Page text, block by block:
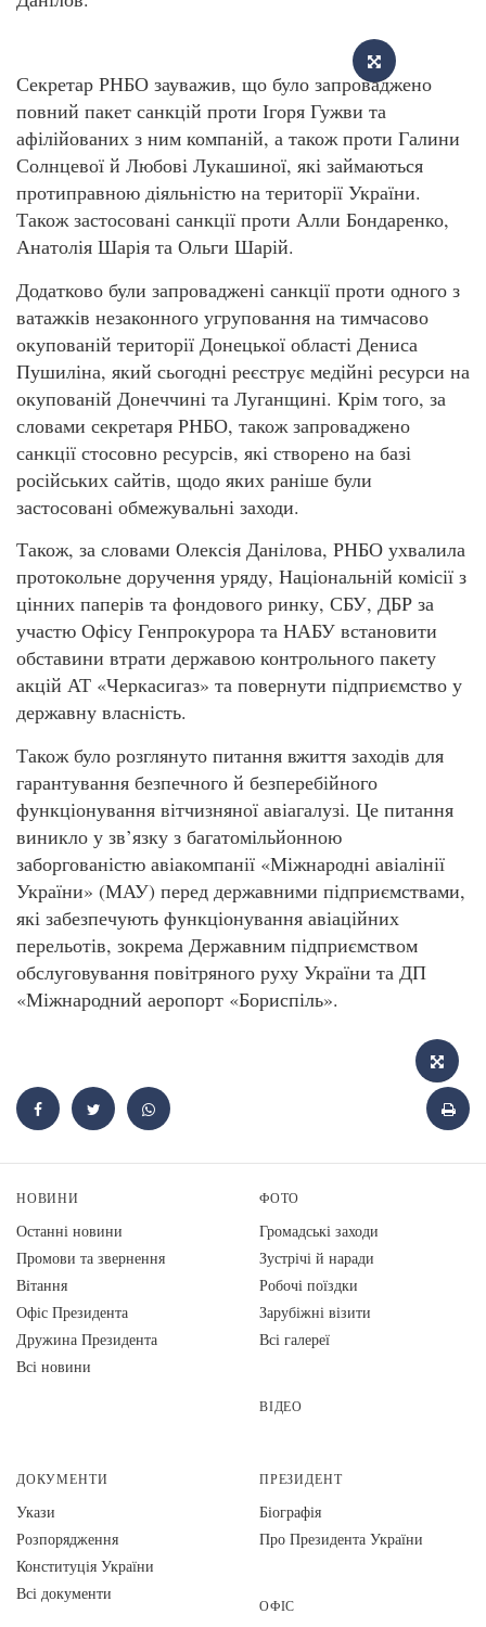
Секретар РНБО зауважив, що було запроваджено
повний пакет санкцій проти Ігоря Гужви та
афілійованих з ним компаній, а також проти Галини
Солнцевої й Любові Лукашиної, які займаються
протиправною діяльністю на території України.
Також застосовані санкції проти Алли Бондаренко,
Анатолія Шарія та Ольги Шарій.
Додатково були запроваджені санкції проти одного з
ватажків незаконного угруповання на тимчасово
окупованій території Донецької області Дениса
Пушиліна, який сьогодні реєструє медійні ресурси на
окупованій Донеччині та Луганщині. Крім того, за
словами секретаря РНБО, також запроваджено
санкції стосовно ресурсів, які створено на базі
російських сайтів, щодо яких раніше були
застосовані обмежувальні заходи.
Також, за словами Олексія Данілова, РНБО ухвалила
протокольне доручення уряду, Національній комісії з
цінних паперів та фондового ринку, СБУ, ДБР за
участю Офісу Генпрокурора та НАБУ встановити
обставини втрати державою контрольного пакету
акцій АТ «Черкасигаз» та повернути підприємство у
державну власність.
Також було розглянуто питання вжиття заходів для
гарантування безпечного й безперебійного
функціонування вітчизняної авіагалузі. Це питання
виникло у зв’язку з багатомільйонною
заборгованістю авіакомпанії «Міжнародні авіалінії
України» (МАУ) перед державними підприємствами,
які забезпечують функціонування авіаційних
перельотів, зокрема Державним підприємством
обслуговування повітряного руху України та ДП
«Міжнародний аеропорт «Бориспіль».
НОВИНИ
Останні новини
Промови та звернення
Вiтання
Офіс Президента
Дружина Президента
Всі новини
ФОТО
Громадські заходи
Зустрічі й наради
Робочі поїздки
Зарубіжні візити
Всі галереї
ВІДЕО
ДОКУМЕНТИ
Укази
Розпорядження
Конституція України
Всі документи
ПРЕЗИДЕНТ
Біографія
Про Президента України
ОФІС